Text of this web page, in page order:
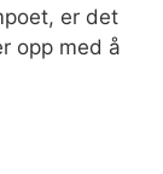
er det
opp med å